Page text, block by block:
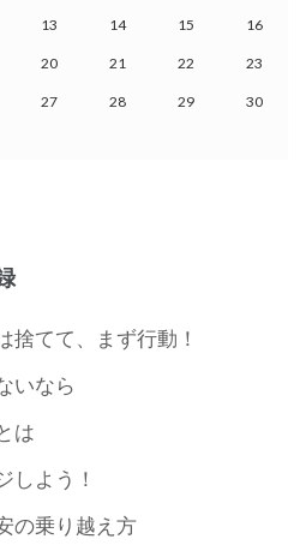
13 14 15 16
20 21 22 23
27 28 29 30
捨てて、まず行動！
いなら
は
しよう！
の乗り越え方